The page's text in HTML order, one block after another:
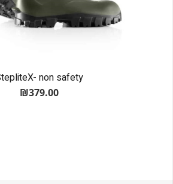
non safety
₪379.00